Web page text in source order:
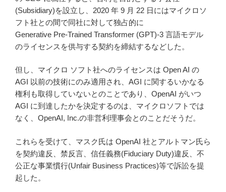
(Subsidiary)を設立し、2020 年 9 月 22 日にはマイクロソ
フト社との間で同社に対して独占的に
Generative Pre-Trained Transformer (GPT)-3 言語モデル
のライセンスを供与する契約を締結するなどした。
但し、マイクロ ソフト社へのライセンスは Open AI の
AGI 以前の技術にのみ適用され、AGI に関するいかなる
権利も取得していないとのことであり、OpenAI がいつ
AGI に到達したかを決定するのは、マイクロソフトでは
なく、OpenAI, Inc.の非営利理事会とのことだそうだ。
これらを受けて、マスク氏は OpenAI 社とアルトマン氏ら
を契約違反、禁反言、信任義務(Fiduciary Duty)違反、不
公正な事業慣行(Unfair Business Practices)等で訴訟を提
起した。